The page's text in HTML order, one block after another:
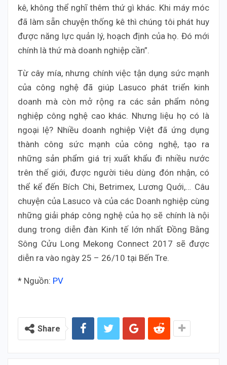
kê, không thể nghĩ thêm thứ gì khác. Khi máy móc
đã làm sẵn chuyện thống kê thì chúng tôi phát huy
được năng lực quản lý, hoạch định của họ. Đó mới
chính là thứ mà doanh nghiệp cần”.
Từ cây mía, nhưng chính việc tận dụng sức mạnh
của công nghệ đã giúp Lasuco phát triển kinh
doanh mà còn mở rộng ra các sản phẩm nông
nghiệp công nghệ cao khác. Nhưng liệu họ có là
ngoại lệ? Nhiều doanh nghiệp Việt đã ứng dụng
thành công sức mạnh của công nghệ, tạo ra
những sản phẩm giá trị xuất khẩu đi nhiều nước
trên thế giới, được người tiêu dùng đón nhận, có
thể kể đến Bích Chi, Betrimex, Lương Quới,… Câu
chuyện của Lasuco và của các Doanh nghiệp cùng
những giải pháp công nghệ của họ sẽ chính là nội
dung trong diễn đàn Kinh tế lớn nhất Đồng Bằng
Sông Cửu Long Mekong Connect 2017 sẽ được
diễn ra vào ngày 25 – 26/10 tại Bến Tre.
* Nguồn: PV
Share